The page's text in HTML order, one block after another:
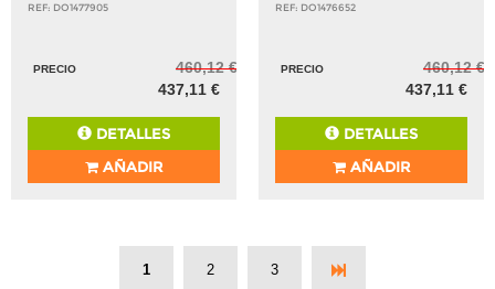
REF: DO1477905
PRECIO
460,12 €
437,11 €
DETALLES
AÑADIR
REF: DO1476652
PRECIO
460,12 €
437,11 €
DETALLES
AÑADIR
1 2 3